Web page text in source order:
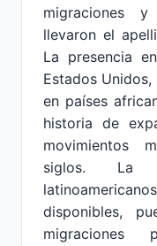
migraciones
llevaron el
La presencia
Estados
en países
historia de
movimientos
siglos. La
disponibles,
migraciones